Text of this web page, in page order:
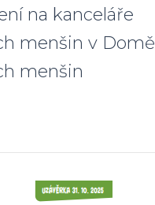
na kanceláře
menšin v Domě
menšin